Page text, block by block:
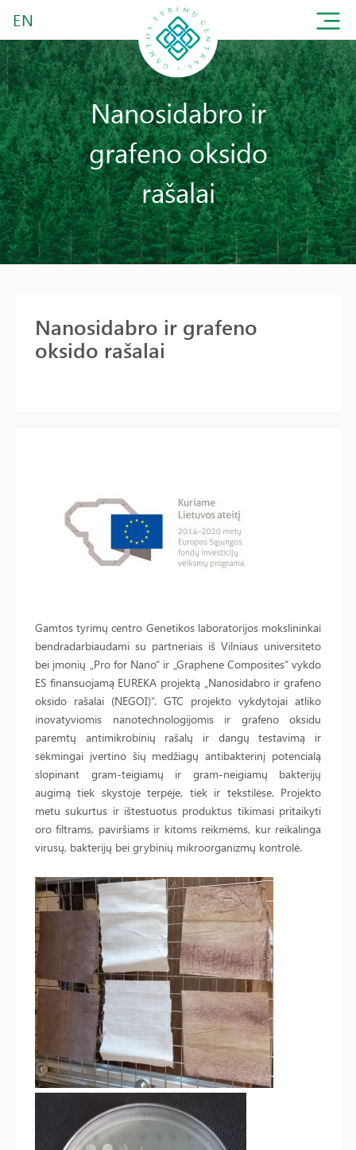
EN
Nanosidabro ir
grafeno oksido
rašalai
Nanosidabro ir grafeno
oksido rašalai
Gamtos tyrimų centro Genetikos laboratorijos mokslininkai
bendradarbiaudami su partneriais iš Vilniaus universiteto
bei įmonių „Pro for Nano“ ir „Graphene Composites“ vykdo
ES finansuojamą EUREKA projektą „Nanosidabro ir grafeno
oksido rašalai (NEGOI)“. GTC projekto vykdytojai atliko
inovatyviomis nanotechnologijomis ir grafeno oksidu
paremtų antimikrobinių rašalų ir dangų testavimą ir
sėkmingai įvertino šių medžiagų antibakterinį potencialą
slopinant gram-teigiamų ir gram-neigiamų bakterijų
augimą tiek skystoje terpėje, tiek ir tekstilėse. Projekto
metu sukurtus ir ištestuotus produktus tikimasi pritaikyti
oro filtrams, paviršiams ir kitoms reikmėms, kur reikalinga
virusų, bakterijų bei grybinių mikroorganizmų kontrolė.